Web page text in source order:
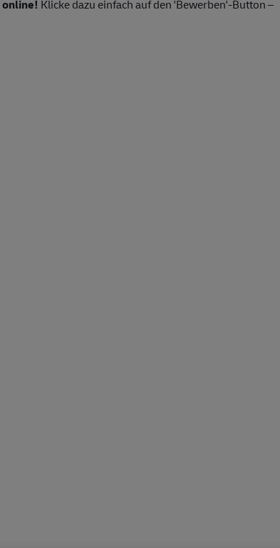
online! Klicke dazu einfach auf den 'Bewerben'-Button –